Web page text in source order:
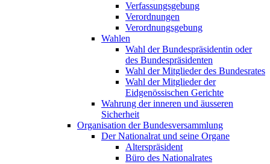
Verfassungsgebung
Verordnungen
Verordnungsgebung
Wahlen
Wahl der Bundespräsidentin oder
des Bundespräsidenten
Wahl der Mitglieder des Bundesrates
Wahl der Mitglieder der
Eidgenössischen Gerichte
Wahrung der inneren und äusseren
Sicherheit
Organisation der Bundesversammlung
Der Nationalrat und seine Organe
Alterspräsident
Büro des Nationalrates